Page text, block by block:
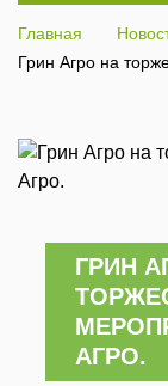
Главная
Грин Агро на
ГРИН
АГРО.